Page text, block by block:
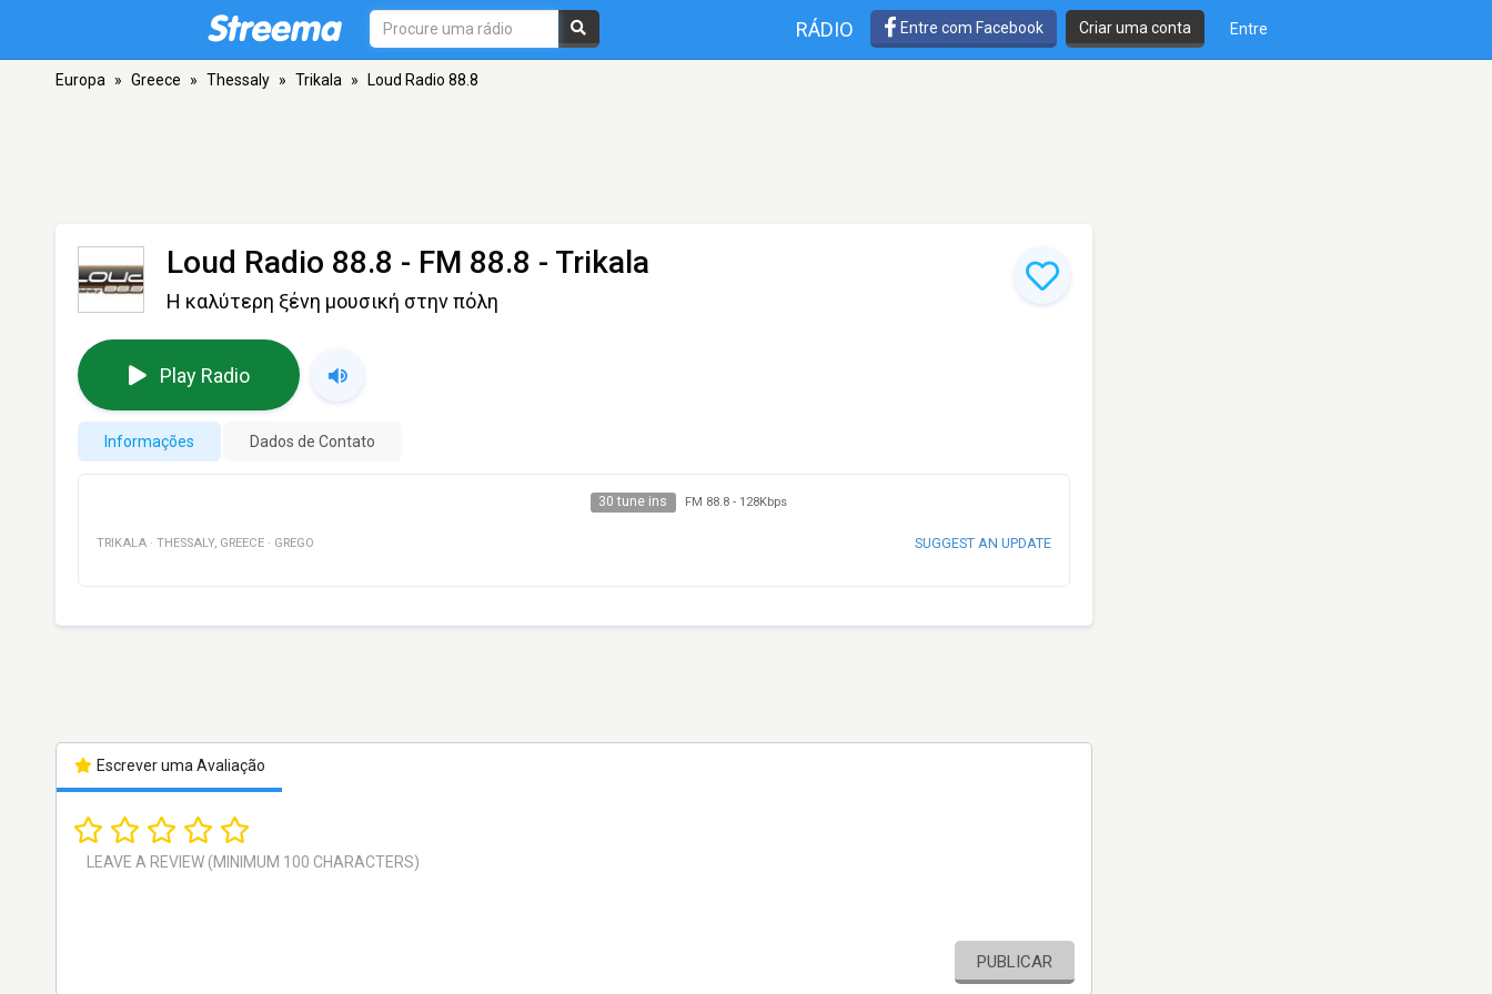
RÁDIO Entre com Facebook Criar uma conta Entre
Europa » Greece » Thessaly » Trikala » Loud Radio 88.8
Loud Radio 88.8 - FM 88.8 - Trikala
Η καλύτερη ξένη μουσική στην πόλη
Play Radio
Informações Dados de Contato
30 tune ins FM 88.8- 128Kbps
TRIKALA · THESSALY, GREECE · GREGO SUGGEST AN UPDATE
Escrever uma Avaliação
PUBLICAR